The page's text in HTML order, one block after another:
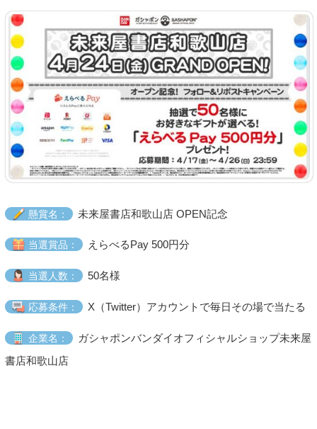
懸賞名： 未来屋書店和歌山店 OPEN記念
当選賞品： えらべるPay 500円分
当選人数： 50名様
応募条件： X（Twitter）アカウントで毎日その場で当たる
企業名：
ガシャポンバンダイオフィシャルショップ未来屋
書店和歌山店